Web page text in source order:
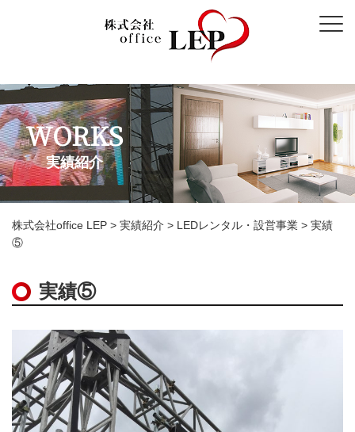
WORKS
実績紹介
株式会社office LEP > 実績紹介 > LEDレンタル・設営事業 > 実績
⑤
実績⑤